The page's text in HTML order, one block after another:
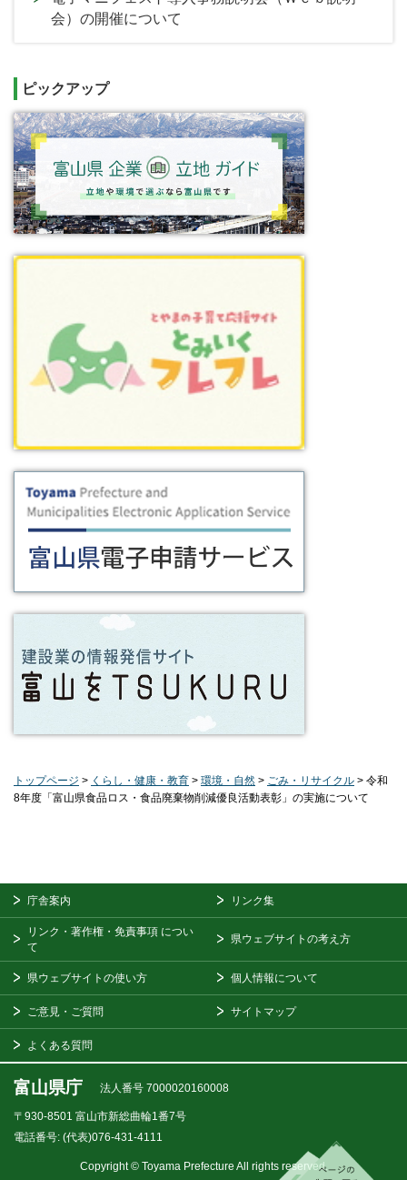
会）の開催について
ピックアップ
トップページ > くらし・健康・教育 > 環境・自然 > ごみ・リサイクル > 令和
8年度「富山県食品ロス・食品廃棄物削減優良活動表彰」の実施について
庁舎案内 リンク集
リンク・著作権・免責事項 につい
て
県ウェブサイトの考え方
県ウェブサイトの使い方 個人情報について
ご意見・ご質問 サイトマップ
よくある質問
富山県庁 法人番号 7000020160008
〒930-8501 富山市新総曲輪1番7号
電話番号: (代表)076-431-4111
Copyright © Toyama Prefecture All rights reserved.